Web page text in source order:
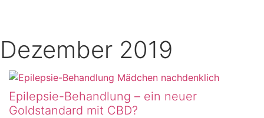
Dezember 2019
Epilepsie-Behandlung – ein neuer
Goldstandard mit CBD?